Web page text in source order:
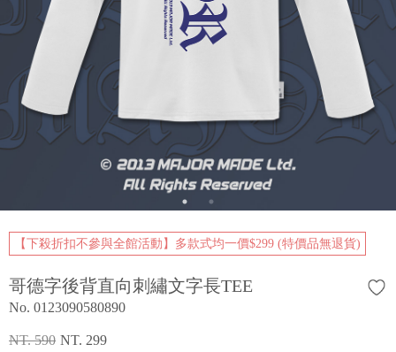
【下殺折扣不參與全館活動】多款式均一價$299 (特價品無退貨)
哥德字後背直向刺繡文字長TEE
No. 0123090580890
NT. 590 NT. 299